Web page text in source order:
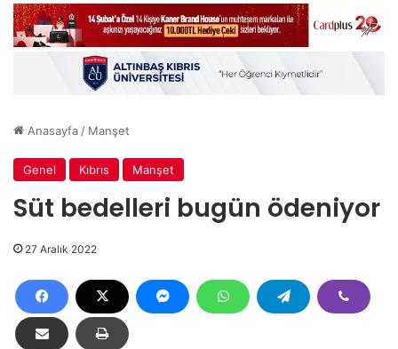
Anasayfa / Manşet
Genel Kıbrıs Manşet
Süt bedelleri bugün ödeniyor
27 Aralık 2022